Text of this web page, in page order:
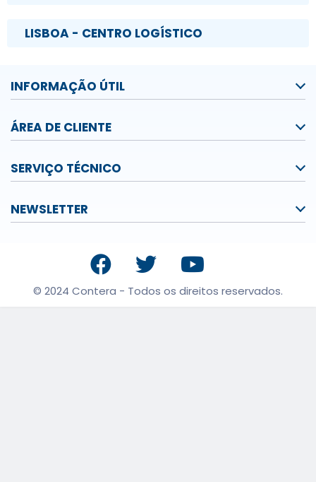
LISBOA - CENTRO LOGÍSTICO
INFORMAÇÃO ÚTIL
ÁREA DE CLIENTE
SERVIÇO TÉCNICO
NEWSLETTER
© 2024 Contera - Todos os direitos reservados.